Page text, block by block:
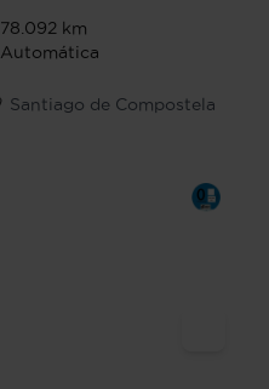
78.092 km
Automática
Santiago de Compostela